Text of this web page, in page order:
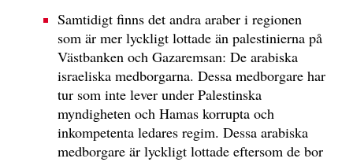
Samtidigt finns det andra araber i regionen
som är mer lyckligt lottade än palestinierna på
Västbanken och Gazaremsan: De arabiska
israeliska medborgarna. Dessa medborgare har
tur som inte lever under Palestinska
myndigheten och Hamas korrupta och
inkompetenta ledares regim. Dessa arabiska
medborgare är lyckligt lottade eftersom de bor